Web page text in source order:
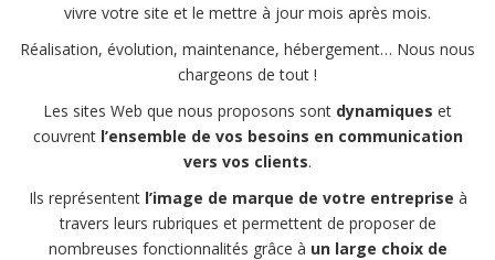
vivre votre site et le mettre à jour mois après mois.
Réalisation, évolution, maintenance, hébergement… Nous nous
chargeons de tout !
Les sites Web que nous proposons sont dynamiques et
couvrent l’ensemble de vos besoins en communication
vers vos clients.
Ils représentent l’image de marque de votre entreprise à
travers leurs rubriques et permettent de proposer de
nombreuses fonctionnalités grâce à un large choix de